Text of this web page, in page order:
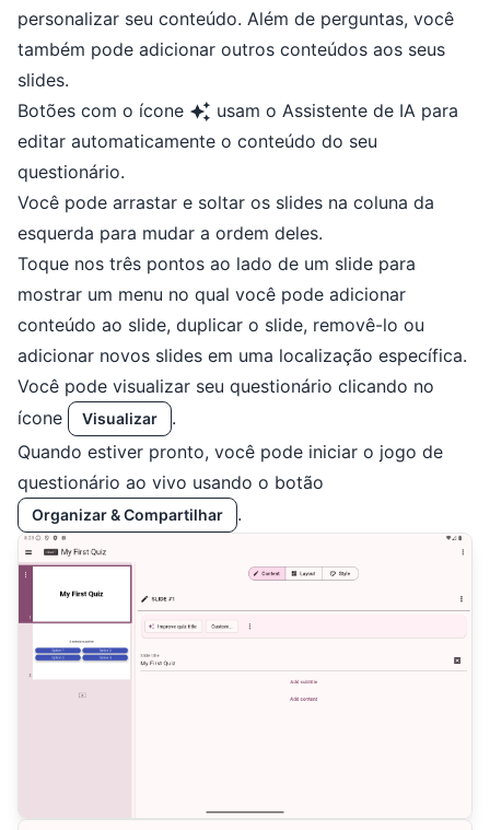
personalizar seu conteúdo. Além de perguntas, você
também pode adicionar outros conteúdos aos seus
slides.
Botões com o ícone
usam o Assistente de IA para
editar automaticamente o conteúdo do seu
questionário.
Você pode arrastar e soltar os slides na coluna da
esquerda para mudar a ordem deles.
Toque nos três pontos ao lado de um slide para
mostrar um menu no qual você pode adicionar
conteúdo ao slide, duplicar o slide, removê-lo ou
adicionar novos slides em uma localização específica.
Você pode visualizar seu questionário clicando no
ícone
Visualizar
.
Quando estiver pronto, você pode iniciar o jogo de
questionário ao vivo usando o botão
Organizar & Compartilhar .